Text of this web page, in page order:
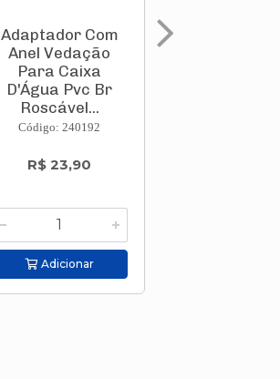
Adaptador Com
Anel Vedação
Para Caixa
D'Água Pvc Br
Roscável...
Código: 240192
R$ 23,90
Adicionar